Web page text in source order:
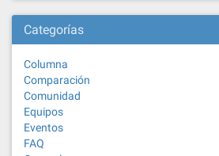
Categorías
Columna
Comparación
Comunidad
Equipos
Eventos
FAQ